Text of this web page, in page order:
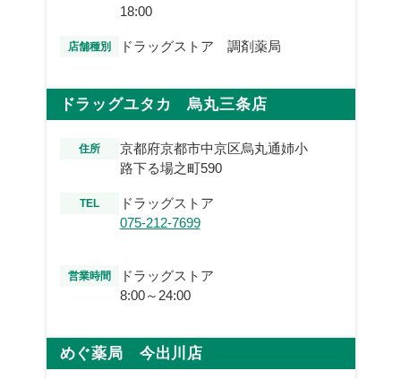
18:00
店舗種別 ドラッグストア 調剤薬局
ドラッグユタカ 烏丸三条店
住所
京都府京都市中京区烏丸通姉小
路下る場之町590
TEL
ドラッグストア
075-212-7699
営業時間
ドラッグストア
8:00～24:00
めぐ薬局 今出川店